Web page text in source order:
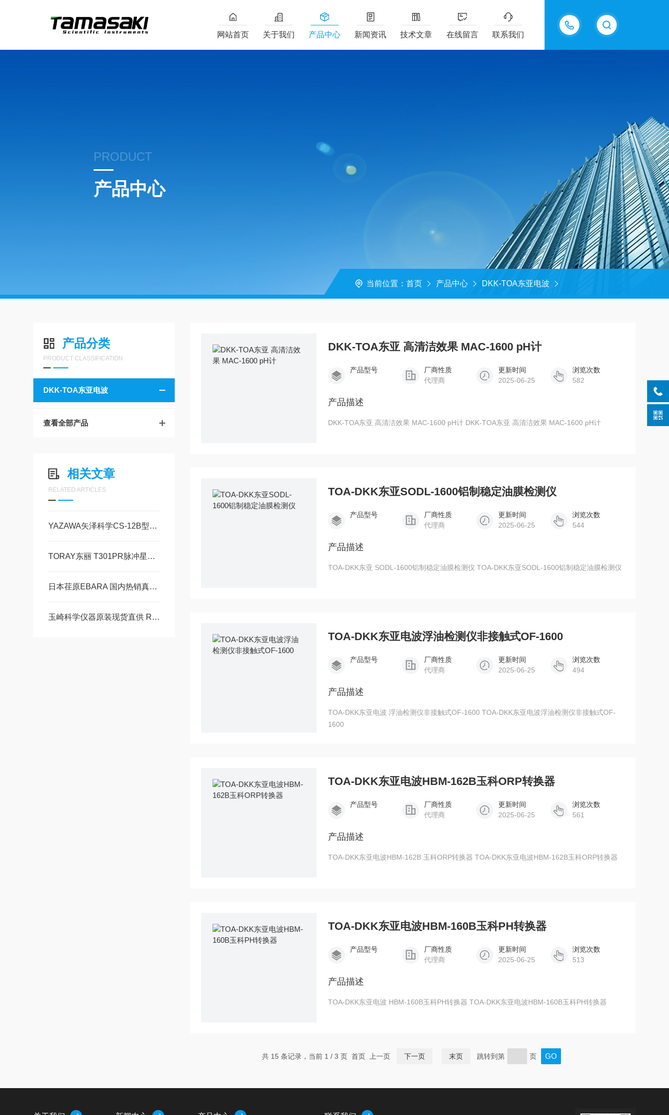
15815550998
网站首页 关于我们 产品中心 新闻资讯 技术文章 在线留言 联系我们
PRODUCT
产品中心
当前位置： 首页 产品中心 DKK-TOA东亚电波
产品分类
PRODUCT CLASSIFICATION
DKK-TOA东亚电波
查看全部产品
相关文章
RELATED ARTICLES
YAZAWA矢泽科学CS-12B型电解恒流电源技术文献
TORAY东丽 T301PR脉冲星接收器技术参数
日本荏原EBARA 国内热销真空泵选购指南玉崎科学仪器原装现货
玉崎科学仪器原装现货直供 RYUKI 東京流機工業 中国市场热销型号大全
DKK-TOA东亚 高清洁效果 MAC-1600 pH计
产品型号
厂商性质
代理商
更新时间
2025-06-25
浏览次数
582
产品描述
DKK-TOA东亚 高清洁效果 MAC-1600 pH计 DKK-TOA东亚 高清洁效果 MAC-1600 pH计
TOA-DKK东亚SODL-1600铝制稳定油膜检测仪
产品型号
厂商性质
代理商
更新时间
2025-06-25
浏览次数
544
产品描述
TOA-DKK东亚 SODL-1600铝制稳定油膜检测仪 TOA-DKK东亚SODL-1600铝制稳定油膜检测仪
TOA-DKK东亚电波浮油检测仪非接触式OF-1600
产品型号
厂商性质
代理商
更新时间
2025-06-25
浏览次数
494
产品描述
TOA-DKK东亚电波 浮油检测仪非接触式OF-1600 TOA-DKK东亚电波浮油检测仪非接触式OF-
1600
TOA-DKK东亚电波HBM-162B玉科ORP转换器
产品型号
厂商性质
代理商
更新时间
2025-06-25
浏览次数
561
产品描述
TOA-DKK东亚电波HBM-162B 玉科ORP转换器 TOA-DKK东亚电波HBM-162B玉科ORP转换器
TOA-DKK东亚电波HBM-160B玉科PH转换器
产品型号
厂商性质
代理商
更新时间
2025-06-25
浏览次数
513
产品描述
TOA-DKK东亚电波 HBM-160B玉科PH转换器 TOA-DKK东亚电波HBM-160B玉科PH转换器
共 15 条记录，当前 1 / 3 页 首页 上一页 下一页 末页 跳转到第 页